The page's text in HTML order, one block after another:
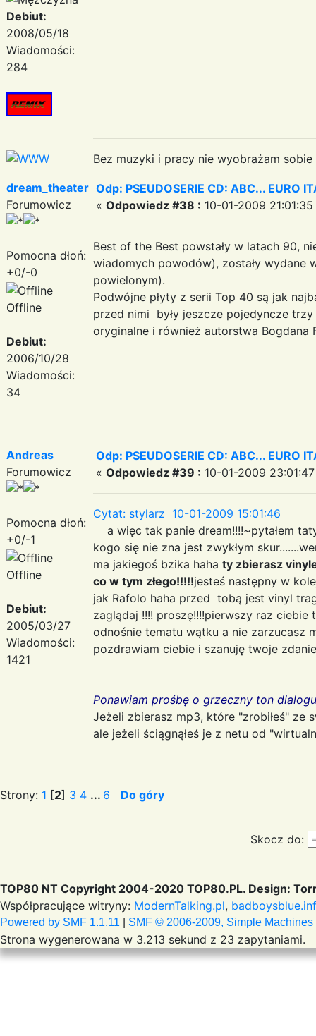
Debiut:
2008/05/18
Wiadomości:
284
Bez muzyki i pracy nie wyobrażam sobie
dream_theater
Forumowicz
Pomocna dłoń:
+0/-0
Offline
Debiut:
2006/10/28
Wiadomości:
34
Odp: PSEUDOSERIE CD: ABC... EURO
« Odpowiedz #38 : 10-01-2009 21:01:35
Best of the Best powstały w latach 90,
wiadomych powodów), zostały wydane
powielonym).
Podwójne płyty z serii Top 40 są jak
przed nimi były jeszcze pojedyncze
oryginalne i również autorstwa Bogdana
Andreas
Forumowicz
Pomocna dłoń:
+0/-1
Offline
Debiut:
2005/03/27
Wiadomości:
1421
Odp: PSEUDOSERIE CD: ABC... EURO
« Odpowiedz #39 : 10-01-2009
Cytat: stylarz 10-01-2009 15:01:46
a więc tak panie dream!!!!~pytałem
kogo się nie zna jest zwykłym
ma jakiegoś bzika haha ty zbierasz
co w tym złego!!!!!jesteś następny w
jak Rafolo haha przed tobą jest vinyl
zaglądaj !!!! proszę!!!!pierwszy raz ciebie
odnośnie tematu wątku a nie zarzucasz
pozdrawiam ciebie i szanuję twoje
Ponawiam prośbę o grzeczny ton
Jeżeli zbierasz mp3, które "zrobiłeś" ze
ale jeżeli ściągnąłeś je z netu od
Strony: 1 [2] 3 4 ... 6 Do góry
Skocz do:
TOP80 NT Copyright 2004-2020 TOP80.PL. Design:
Współpracujące witryny: ModernTalking.pl,
Powered by SMF 1.1.11 SMF © 2006-2009, Simple Machines
Strona wygenerowana w 3.213 sekund z 23 zapytaniami.